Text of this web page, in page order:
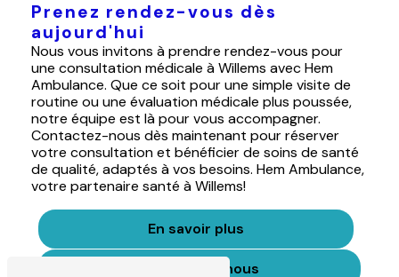
Prenez rendez-vous dès
aujourd'hui
Nous vous invitons à prendre rendez-vous pour
une consultation médicale à Willems avec Hem
Ambulance. Que ce soit pour une simple visite de
routine ou une évaluation médicale plus poussée,
notre équipe est là pour vous accompagner.
Contactez-nous dès maintenant pour réserver
votre consultation et bénéficier de soins de santé
de qualité, adaptés à vos besoins. Hem Ambulance,
votre partenaire santé à Willems!
En savoir plus
Contactez-nous